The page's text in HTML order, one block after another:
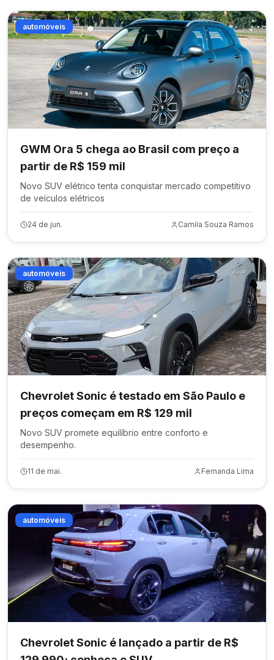
automóveis
GWM Ora 5 chega ao Brasil com preço a
partir de R$ 159 mil
Novo SUV elétrico tenta conquistar mercado competitivo
de veículos elétricos
24 de jun. Camila Souza Ramos
automóveis
Chevrolet Sonic é testado em São Paulo e
preços começam em R$ 129 mil
Novo SUV promete equilíbrio entre conforto e
desempenho.
11 de mai. Fernanda Lima
automóveis
Chevrolet Sonic é lançado a partir de R$